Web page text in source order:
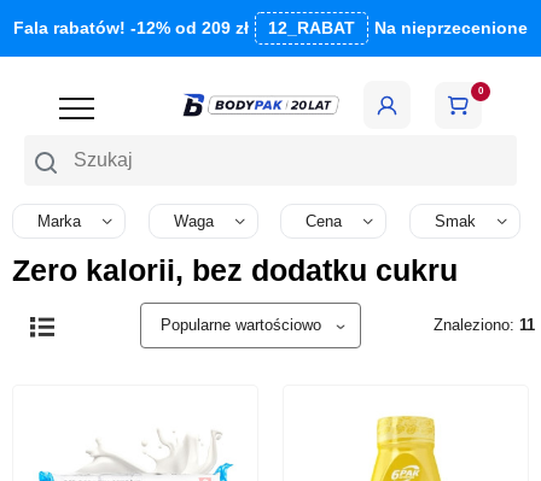
Fala rabatów! -12% od 209 zł 12_RABAT Na nieprzecenione
Szukaj
0
Marka Waga Cena Smak
Zero kalorii, bez dodatku cukru
Znaleziono: 11